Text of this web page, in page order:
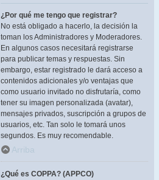
¿Por qué me tengo que registrar?
No está obligado a hacerlo, la decisión la
toman los Administradores y Moderadores.
En algunos casos necesitará registrarse
para publicar temas y respuestas. Sin
embargo, estar registrado le dará acceso a
contenidos adicionales y/o ventajas que
como usuario invitado no disfrutaría, como
tener su imagen personalizada (avatar),
mensajes privados, suscripción a grupos de
usuarios, etc. Tan solo le tomará unos
segundos. Es muy recomendable.
Arriba
¿Qué es COPPA? (APPCO)